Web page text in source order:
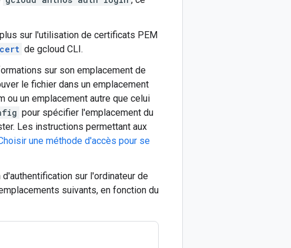
sur l'utilisation de certificats PEM
de gcloud CLI.
sur son emplacement de
le fichier dans un emplacement
ou un emplacement autre que celui
pour spécifier l'emplacement du
Les instructions permettant aux
une méthode d'accès pour se
sur l'ordinateur de
suivants, en fonction du